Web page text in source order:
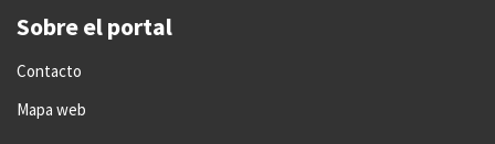
Sobre el portal
Contacto
Mapa web